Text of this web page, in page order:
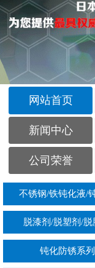
网站首页
新闻中心
公司荣誉
不锈钢/铁钝化液/
脱漆剂/脱塑剂/脱
钝化防锈系列